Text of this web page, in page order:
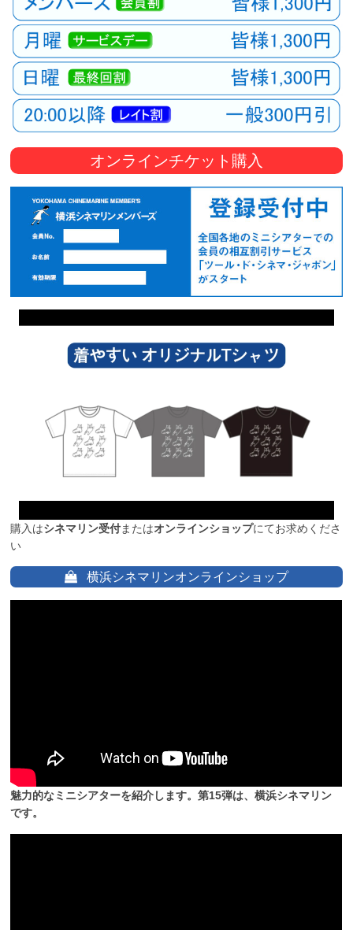
オンラインチケット購入
購入はシネマリン受付またはオンラインショップにてお求めくださ
い
横浜シネマリンオンラインショップ
魅力的なミニシアターを紹介します。第15弾は、横浜シネマリン
です。